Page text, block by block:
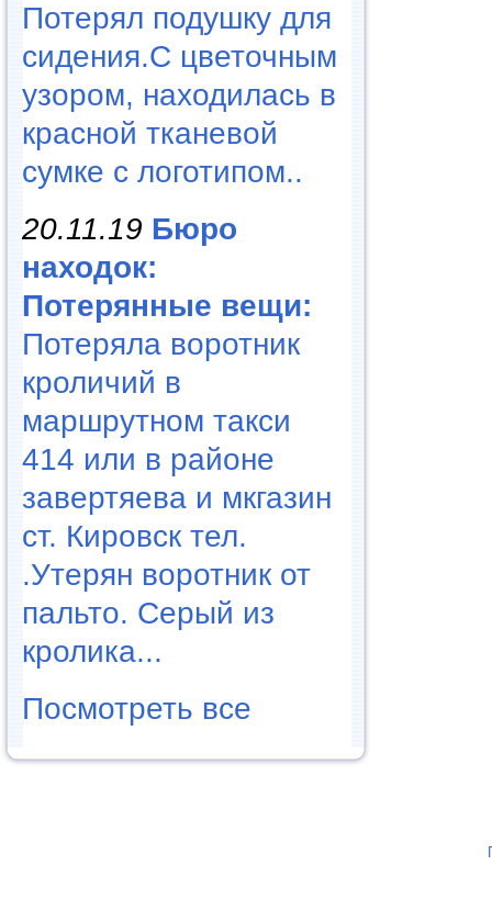
Потерял подушку для
сидения.С цветочным
узором, находилась в
красной тканевой
сумке с логотипом..
20.11.19 Бюро
находок:
Потерянные вещи:
Потеряла воротник
кроличий в
маршрутном такси
414 или в районе
завертяева и мкгазин
ст. Кировск тел.
.Утерян воротник от
пальто. Серый из
кролика...
Посмотреть все